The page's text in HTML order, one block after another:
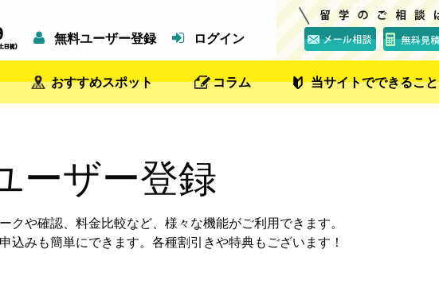
無料ユーザー登録 ログイン
おすすめスポット コラム 当サイトでできること
ーザー登録
クや確認、料金比較など、様々な機能がご利用できます。
込みも簡単にできます。各種割引きや特典もございます！